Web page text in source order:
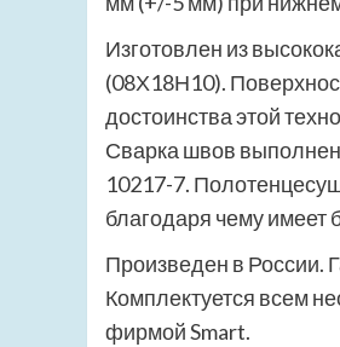
Изготовлен из
(08Х18Н10).
достоинства этой
Сварка швов
10217-7.
благодаря чему имеет
Произведен в России.
Комплектуется всем
фирмой Smart.